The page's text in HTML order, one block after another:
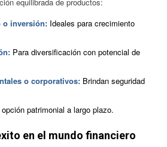
o inversión: Ideales para crecimiento
Para diversificación con potencial de
o corporativos: Brindan seguridad
patrimonial a largo plazo.
en el mundo financiero